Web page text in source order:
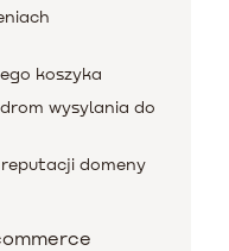
koszyka
wysylania do
domeny